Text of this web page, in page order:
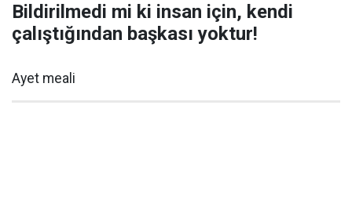
Bildirilmedi mi ki insan için, kendi
çalıştığından başkası yoktur!
Ayet meali